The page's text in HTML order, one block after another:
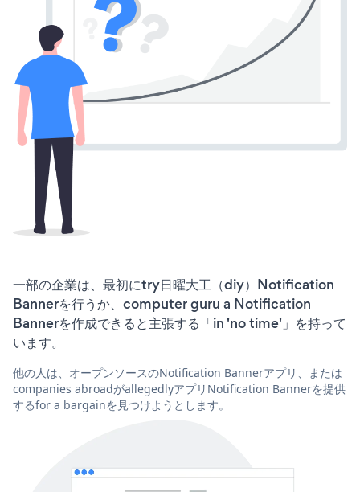
一部の企業は、最初にtry日曜大工（diy）Notification
Bannerを行うか、computer guru a Notification
Bannerを作成できると主張する「in 'no time'」を持って
います。
他の人は、オープンソースのNotification Bannerアプリ、または
companies abroadがallegedlyアプリNotification Bannerを提供
するfor a bargainを見つけようとします。